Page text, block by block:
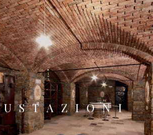
U S T A Z I O N I